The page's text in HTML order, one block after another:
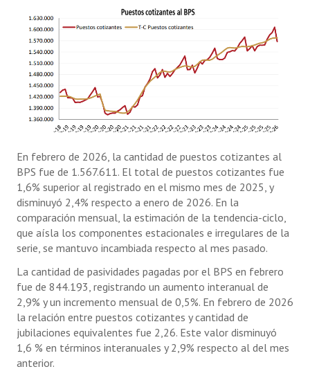
En febrero de 2026, la cantidad de puestos cotizantes al
BPS fue de 1.567.611. El total de puestos cotizantes fue
1,6% superior al registrado en el mismo mes de 2025, y
disminuyó 2,4% respecto a enero de 2026. En la
comparación mensual, la estimación de la tendencia-ciclo,
que aísla los componentes estacionales e irregulares de la
serie, se mantuvo incambiada respecto al mes pasado.
La cantidad de pasividades pagadas por el BPS en febrero
fue de 844.193, registrando un aumento interanual de
2,9% y un incremento mensual de 0,5%. En febrero de 2026
la relación entre puestos cotizantes y cantidad de
jubilaciones equivalentes fue 2,26. Este valor disminuyó
1,6 % en términos interanuales y 2,9% respecto al del mes
anterior.